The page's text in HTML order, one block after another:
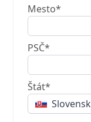
Mesto*
PSČ*
Štát*